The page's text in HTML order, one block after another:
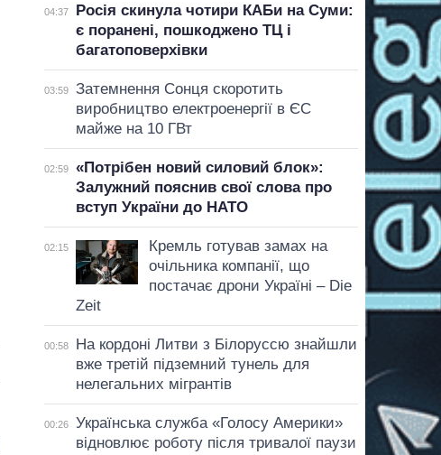
04:37
Росія скинула чотири КАБи на Суми:
є поранені, пошкоджено ТЦ і
багатоповерхівки
03:59
Затемнення Сонця скоротить
виробництво електроенергії в ЄС
майже на 10 ГВт
02:59
«Потрібен новий силовий блок»:
Залужний пояснив свої слова про
вступ України до НАТО
02:15
Кремль готував замах на
очільника компанії, що
постачає дрони Україні – Die
Zeit
00:58
На кордоні Литви з Білоруссю знайшли
вже третій підземний тунель для
нелегальних мігрантів
00:26
Українська служба «Голосу Америки»
відновлює роботу після тривалої паузи